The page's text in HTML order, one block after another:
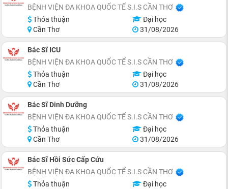
BỆNH VIỆN ĐA KHOA QUỐC TẾ S.I.S CẦN THƠ
Thỏa thuận
Đại học
Cần Thơ
31/08/2026
Bác Sĩ ICU
BỆNH VIỆN ĐA KHOA QUỐC TẾ S.I.S CẦN THƠ
Thỏa thuận
Đại học
Cần Thơ
31/08/2026
Bác Sĩ Dinh Dưỡng
BỆNH VIỆN ĐA KHOA QUỐC TẾ S.I.S CẦN THƠ
Thỏa thuận
Đại học
Cần Thơ
31/08/2026
Bác Sĩ Hồi Sức Cấp Cứu
BỆNH VIỆN ĐA KHOA QUỐC TẾ S.I.S CẦN THƠ
Thỏa thuận
Đại học